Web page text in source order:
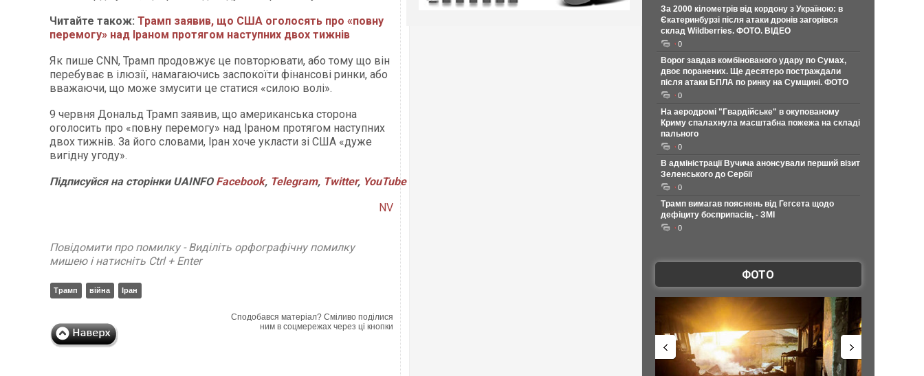
Читайте також: Трамп заявив, що США оголосять про «повну
перемогу» над Іраном протягом наступних двох тижнів
Як пише CNN, Трамп продовжує це повторювати, або тому що він
перебуває в ілюзії, намагаючись заспокоїти фінансові ринки, або
вважаючи, що може змусити це статися «силою волі».
9 червня Дональд Трамп заявив, що американська сторона
оголосить про «повну перемогу» над Іраном протягом наступних
двох тижнів. За його словами, Іран хоче укласти зі США «дуже
вигідну угоду».
ПідписуйсянасторінкиUAINFO Facebook, Telegram, Twitter, YouTube
NV
Повідомити про помилку - Виділіть орфографічну помилку
мишею і натисніть Ctrl + Enter
Трамп війна Іран
Сподобався матеріал? Сміливо поділися
ним в соцмережах через ці кнопки
За 2000 кілометрів від кордону з Україною: в
Єкатеринбурзі після атаки дронів загорівся
склад Wildberries. ФОТО. ВІДЕО
0
Ворог завдав комбінованого удару по Сумах,
двоє поранених. Ще десятеро постраждали
після атаки БПЛА по ринку на Сумщині. ФОТО
0
На аеродромі "Гвардійське" в окупованому
Криму спалахнула масштабна пожежа на складі
пального
0
В адміністрації Вучича анонсували перший візит
Зеленського до Сербії
0
Трамп вимагав пояснень від Гегсета щодо
дефіциту боєприпасів, - ЗМІ
0
ФОТО